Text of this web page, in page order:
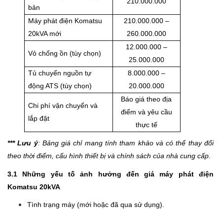
bản
Máy phát điện Komatsu
20kVA mới
210.000.000 –
260.000.000
Vỏ chống ồn (tùy chọn)
12.000.000 –
25.000.000
Tủ chuyển nguồn tự
động ATS (tùy chọn)
8.000.000 –
20.000.000
Chi phí vận chuyển và
lắp đặt
Báo giá theo địa
điểm và yêu cầu
thực tế
*** Lưu ý: Bảng giá chỉ mang tính tham khảo và có thể thay đổi
theo thời điểm, cấu hình thiết bị và chính sách của nhà cung cấp.
3.1 Những yếu tố ảnh hưởng đến giá máy phát điện
Komatsu 20kVA
Tình trạng máy (mới hoặc đã qua sử dụng).